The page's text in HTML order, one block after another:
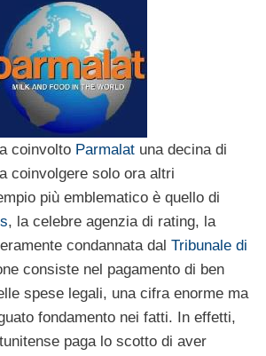
coinvolto Parmalat una decina di
coinvolgere solo ora altri
più emblematico è quello di
, la celebre agenzia di rating, la
condannata dal Tribunale di
consiste nel pagamento di ben
spese legali, una cifra enorme ma
fondamento nei fatti. In effetti,
paga lo scotto di aver